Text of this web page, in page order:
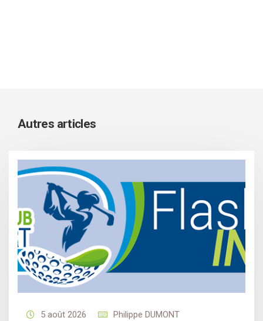
Autres articles
5 août 2026
Philippe DUMONT